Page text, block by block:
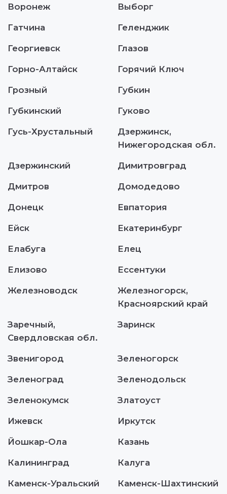
Воронеж Выборг
Гатчина Геленджик
Георгиевск Глазов
Горно-Алтайск Горячий Ключ
Грозный Губкин
Губкинский Гуково
Гусь-Хрустальный
Дзержинск,
Нижегородская обл.
Дзержинский Димитровград
Дмитров Домодедово
Донецк Евпатория
Ейск Екатеринбург
Елабуга Елец
Елизово Ессентуки
Железноводск
Железногорск,
Красноярский край
Заречный,
Свердловская обл.
Заринск
Звенигород Зеленогорск
Зеленоград Зеленодольск
Зеленокумск Златоуст
Ижевск Иркутск
Йошкар-Ола Казань
Калининград Калуга
Каменск-Уральский Каменск-Шахтинский